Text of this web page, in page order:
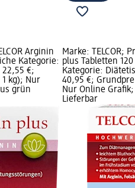
Arginin
Kategorie:
€;
kg); Nur
grün
Marke: TELCOR;
plus Tabletten
Kategorie:
40,95 €;
Nur Online
Lieferbar